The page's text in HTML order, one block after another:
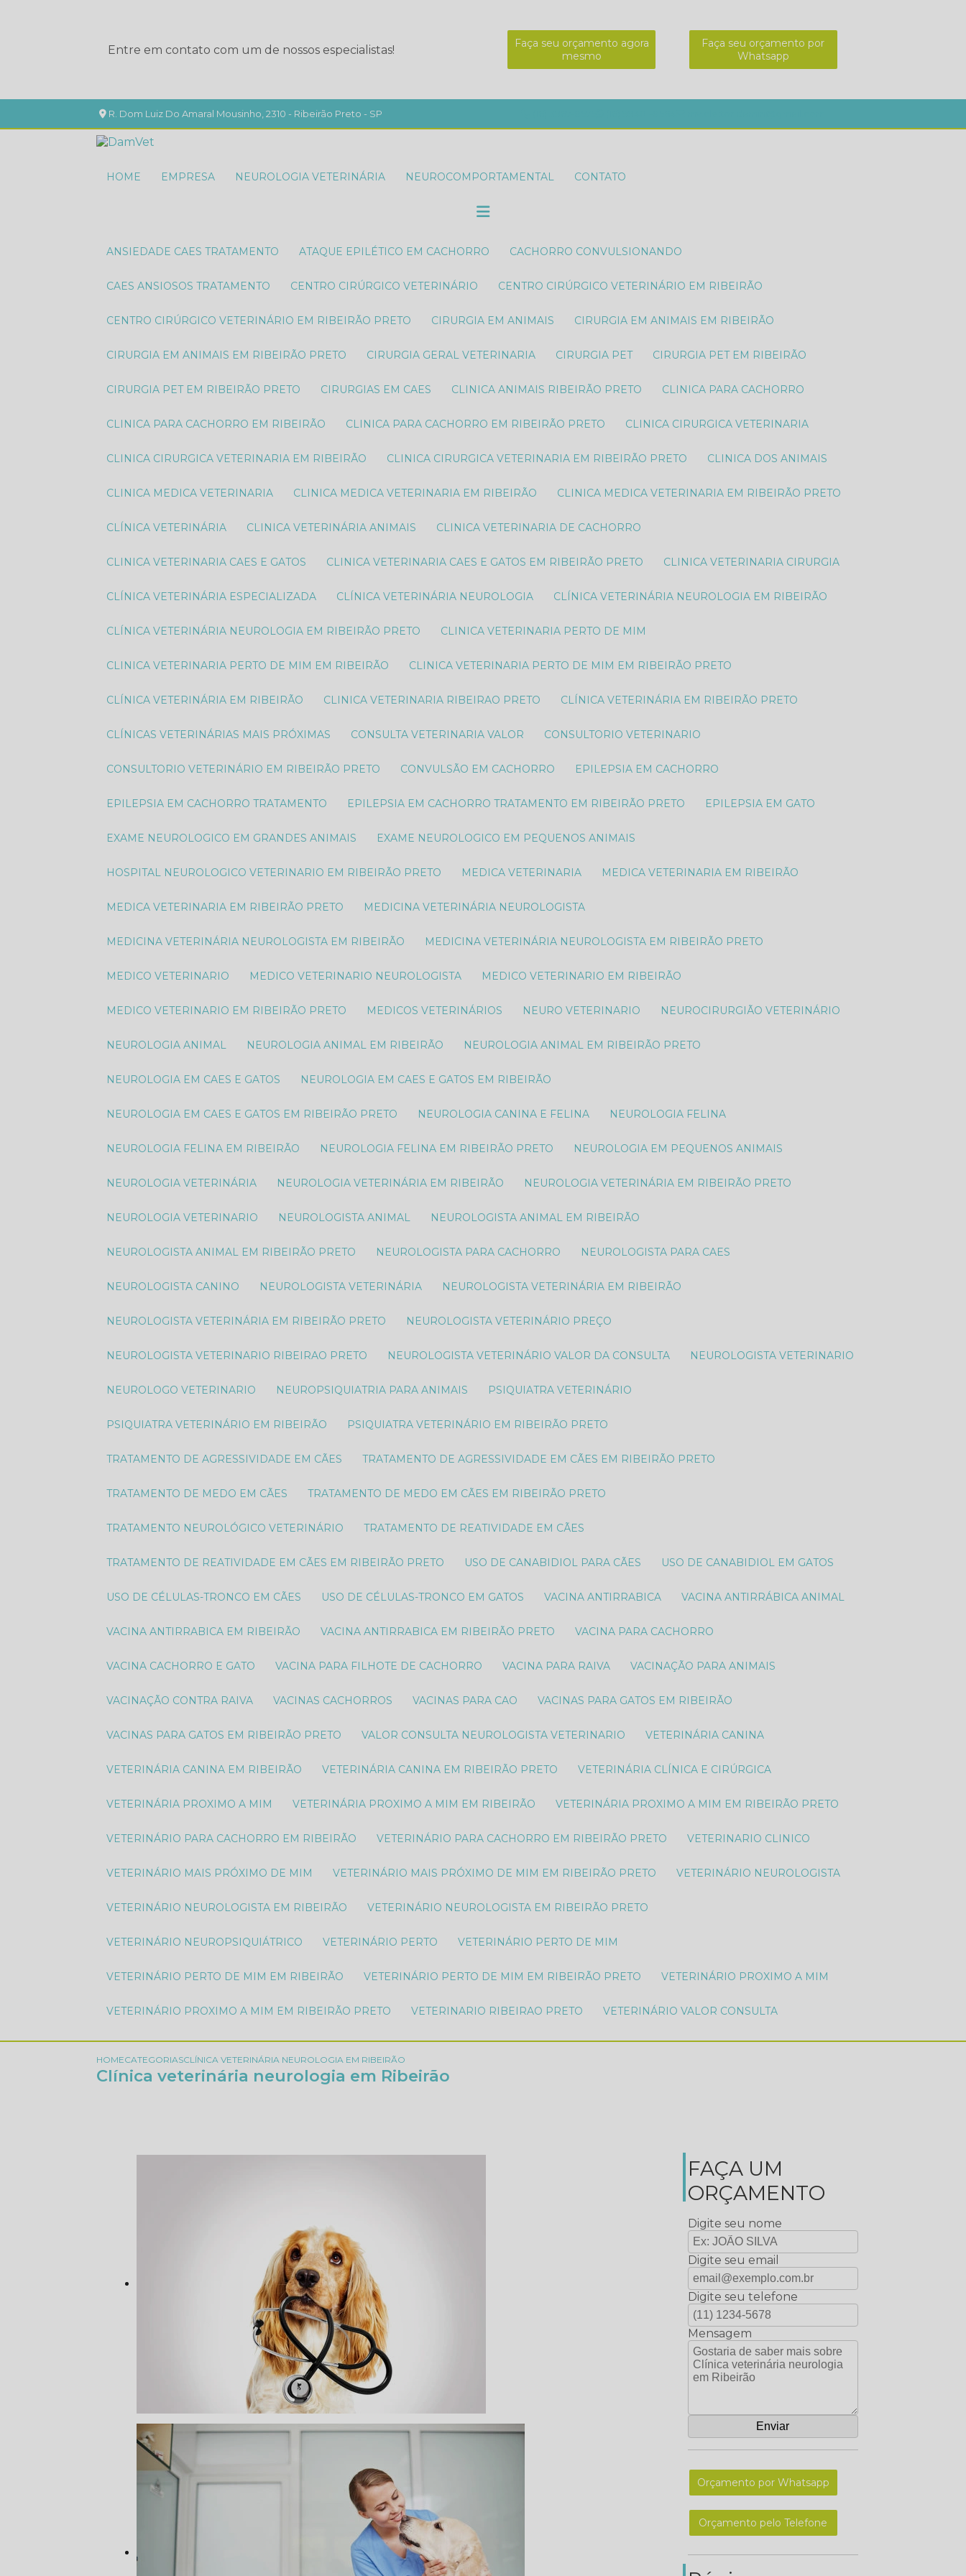
Entre em contato com um de nossos especialistas!
Faça seu orçamento agora
mesmo
Faça seu orçamento por
Whatsapp
R. Dom Luiz Do Amaral Mousinho, 2310 - Ribeirão Preto - SP
HOME EMPRESA NEUROLOGIA VETERINÁRIA NEUROCOMPORTAMENTAL CONTATO
ANSIEDADE CAES TRATAMENTO ATAQUE EPILÉTICO EM CACHORRO CACHORRO CONVULSIONANDO
CAES ANSIOSOS TRATAMENTO CENTRO CIRÚRGICO VETERINÁRIO CENTRO CIRÚRGICO VETERINÁRIO EM RIBEIRÃO
CENTRO CIRÚRGICO VETERINÁRIO EM RIBEIRÃO PRETO CIRURGIA EM ANIMAIS CIRURGIA EM ANIMAIS EM RIBEIRÃO
CIRURGIA EM ANIMAIS EM RIBEIRÃO PRETO CIRURGIA GERAL VETERINARIA CIRURGIA PET CIRURGIA PET EM RIBEIRÃO
CIRURGIA PET EM RIBEIRÃO PRETO CIRURGIAS EM CAES CLINICA ANIMAIS RIBEIRÃO PRETO CLINICA PARA CACHORRO
CLINICA PARA CACHORRO EM RIBEIRÃO CLINICA PARA CACHORRO EM RIBEIRÃO PRETO CLINICA CIRURGICA VETERINARIA
CLINICA CIRURGICA VETERINARIA EM RIBEIRÃO CLINICA CIRURGICA VETERINARIA EM RIBEIRÃO PRETO CLINICA DOS ANIMAIS
CLINICA MEDICA VETERINARIA CLINICA MEDICA VETERINARIA EM RIBEIRÃO CLINICA MEDICA VETERINARIA EM RIBEIRÃO PRETO
CLÍNICA VETERINÁRIA CLINICA VETERINÁRIA ANIMAIS CLINICA VETERINARIA DE CACHORRO
CLINICA VETERINARIA CAES E GATOS CLINICA VETERINARIA CAES E GATOS EM RIBEIRÃO PRETO CLINICA VETERINARIA CIRURGIA
CLÍNICA VETERINÁRIA ESPECIALIZADA CLÍNICA VETERINÁRIA NEUROLOGIA CLÍNICA VETERINÁRIA NEUROLOGIA EM RIBEIRÃO
CLÍNICA VETERINÁRIA NEUROLOGIA EM RIBEIRÃO PRETO CLINICA VETERINARIA PERTO DE MIM
CLINICA VETERINARIA PERTO DE MIM EM RIBEIRÃO CLINICA VETERINARIA PERTO DE MIM EM RIBEIRÃO PRETO
CLÍNICA VETERINÁRIA EM RIBEIRÃO CLINICA VETERINARIA RIBEIRAO PRETO CLÍNICA VETERINÁRIA EM RIBEIRÃO PRETO
CLÍNICAS VETERINÁRIAS MAIS PRÓXIMAS CONSULTA VETERINARIA VALOR CONSULTORIO VETERINARIO
CONSULTORIO VETERINÁRIO EM RIBEIRÃO PRETO CONVULSÃO EM CACHORRO EPILEPSIA EM CACHORRO
EPILEPSIA EM CACHORRO TRATAMENTO EPILEPSIA EM CACHORRO TRATAMENTO EM RIBEIRÃO PRETO EPILEPSIA EM GATO
EXAME NEUROLOGICO EM GRANDES ANIMAIS​ EXAME NEUROLOGICO EM PEQUENOS ANIMAIS​
HOSPITAL NEUROLOGICO VETERINARIO EM RIBEIRÃO PRETO MEDICA VETERINARIA MEDICA VETERINARIA EM RIBEIRÃO
MEDICA VETERINARIA EM RIBEIRÃO PRETO MEDICINA VETERINÁRIA NEUROLOGISTA
MEDICINA VETERINÁRIA NEUROLOGISTA EM RIBEIRÃO MEDICINA VETERINÁRIA NEUROLOGISTA EM RIBEIRÃO PRETO
MEDICO VETERINARIO MEDICO VETERINARIO NEUROLOGISTA MEDICO VETERINARIO EM RIBEIRÃO
MEDICO VETERINARIO EM RIBEIRÃO PRETO MEDICOS VETERINÁRIOS NEURO VETERINARIO NEUROCIRURGIÃO VETERINÁRIO
NEUROLOGIA ANIMAL​ NEUROLOGIA ANIMAL​ EM RIBEIRÃO NEUROLOGIA ANIMAL​ EM RIBEIRÃO PRETO
NEUROLOGIA EM CAES E GATOS NEUROLOGIA EM CAES E GATOS EM RIBEIRÃO
NEUROLOGIA EM CAES E GATOS EM RIBEIRÃO PRETO NEUROLOGIA CANINA E FELINA NEUROLOGIA FELINA
NEUROLOGIA FELINA EM RIBEIRÃO NEUROLOGIA FELINA EM RIBEIRÃO PRETO NEUROLOGIA EM PEQUENOS ANIMAIS
NEUROLOGIA VETERINÁRIA NEUROLOGIA VETERINÁRIA EM RIBEIRÃO NEUROLOGIA VETERINÁRIA EM RIBEIRÃO PRETO
NEUROLOGIA VETERINARIO NEUROLOGISTA ANIMAL​ NEUROLOGISTA ANIMAL​ EM RIBEIRÃO
NEUROLOGISTA ANIMAL​ EM RIBEIRÃO PRETO NEUROLOGISTA PARA CACHORRO NEUROLOGISTA PARA CAES
NEUROLOGISTA CANINO NEUROLOGISTA VETERINÁRIA NEUROLOGISTA VETERINÁRIA EM RIBEIRÃO
NEUROLOGISTA VETERINÁRIA EM RIBEIRÃO PRETO NEUROLOGISTA VETERINÁRIO PREÇO
NEUROLOGISTA VETERINARIO RIBEIRAO PRETO​ NEUROLOGISTA VETERINÁRIO VALOR DA CONSULTA NEUROLOGISTA VETERINARIO​
NEUROLOGO VETERINARIO NEUROPSIQUIATRIA PARA ANIMAIS PSIQUIATRA VETERINÁRIO
PSIQUIATRA VETERINÁRIO EM RIBEIRÃO PSIQUIATRA VETERINÁRIO EM RIBEIRÃO PRETO
TRATAMENTO DE AGRESSIVIDADE EM CÃES TRATAMENTO DE AGRESSIVIDADE EM CÃES EM RIBEIRÃO PRETO
TRATAMENTO DE MEDO EM CÃES TRATAMENTO DE MEDO EM CÃES EM RIBEIRÃO PRETO
TRATAMENTO NEUROLÓGICO VETERINÁRIO TRATAMENTO DE REATIVIDADE EM CÃES
TRATAMENTO DE REATIVIDADE EM CÃES EM RIBEIRÃO PRETO USO DE CANABIDIOL PARA CÃES USO DE CANABIDIOL EM GATOS
USO DE CÉLULAS-TRONCO EM CÃES USO DE CÉLULAS-TRONCO EM GATOS VACINA ANTIRRABICA VACINA ANTIRRÁBICA ANIMAL
VACINA ANTIRRABICA EM RIBEIRÃO VACINA ANTIRRABICA EM RIBEIRÃO PRETO VACINA PARA CACHORRO
VACINA CACHORRO E GATO VACINA PARA FILHOTE DE CACHORRO VACINA PARA RAIVA VACINAÇÃO PARA ANIMAIS
VACINAÇÃO CONTRA RAIVA VACINAS CACHORROS VACINAS PARA CAO VACINAS PARA GATOS EM RIBEIRÃO
VACINAS PARA GATOS EM RIBEIRÃO PRETO VALOR CONSULTA NEUROLOGISTA VETERINARIO VETERINÁRIA CANINA
VETERINÁRIA CANINA EM RIBEIRÃO VETERINÁRIA CANINA EM RIBEIRÃO PRETO VETERINÁRIA CLÍNICA E CIRÚRGICA
VETERINÁRIA PROXIMO A MIM VETERINÁRIA PROXIMO A MIM EM RIBEIRÃO VETERINÁRIA PROXIMO A MIM EM RIBEIRÃO PRETO
VETERINÁRIO PARA CACHORRO EM RIBEIRÃO VETERINÁRIO PARA CACHORRO EM RIBEIRÃO PRETO VETERINARIO CLINICO
VETERINÁRIO MAIS PRÓXIMO DE MIM VETERINÁRIO MAIS PRÓXIMO DE MIM EM RIBEIRÃO PRETO VETERINÁRIO NEUROLOGISTA
VETERINÁRIO NEUROLOGISTA EM RIBEIRÃO VETERINÁRIO NEUROLOGISTA EM RIBEIRÃO PRETO
VETERINÁRIO NEUROPSIQUIÁTRICO VETERINÁRIO PERTO VETERINÁRIO PERTO DE MIM
VETERINÁRIO PERTO DE MIM EM RIBEIRÃO VETERINÁRIO PERTO DE MIM EM RIBEIRÃO PRETO VETERINÁRIO PROXIMO A MIM
VETERINÁRIO PROXIMO A MIM EM RIBEIRÃO PRETO VETERINARIO RIBEIRAO PRETO VETERINÁRIO VALOR CONSULTA
HOMECATEGORIASCLÍNICA VETERINÁRIA NEUROLOGIA EM RIBEIRÃO
Clínica veterinária neurologia em Ribeirão
FAÇA UM
ORÇAMENTO
Digite seu nome
Digite seu email
Digite seu telefone
Mensagem
Orçamento por Whatsapp
Orçamento pelo Telefone